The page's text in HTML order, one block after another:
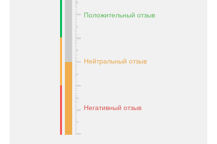
Положительный отзыв
Нейтральный отзыв
Негативный отзыв